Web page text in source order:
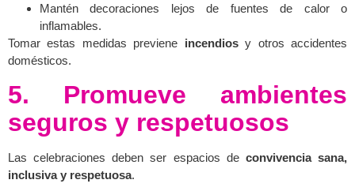
Mantén decoraciones lejos de fuentes de calor o
inflamables.
Tomar estas medidas previene incendiosy otros accidentes
domésticos.
5. Promueve ambientes
seguros y respetuosos
Las celebraciones deben ser espacios de convivencia sana,
inclusiva y respetuosa.